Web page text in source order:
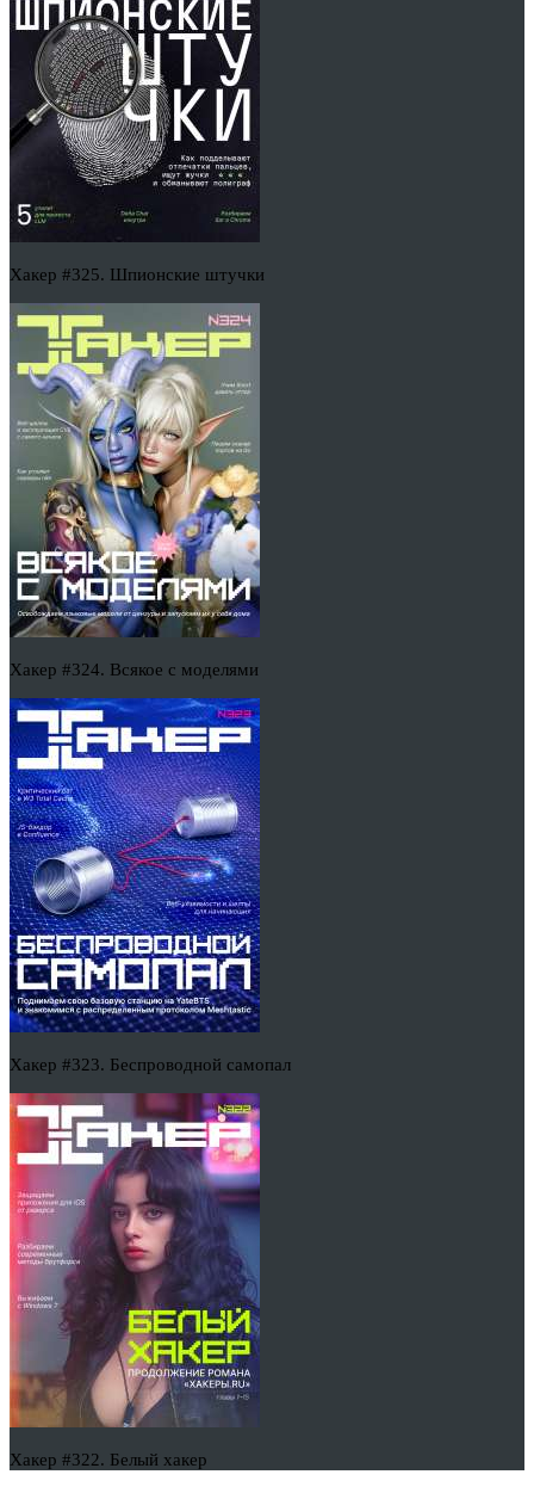
Хакер #325. Шпионские штучки
Хакер #324. Всякое с моделями
Хакер #323. Беспроводной самопал
Хакер #322. Белый хакер